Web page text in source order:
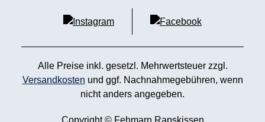
Alle Preise inkl. gesetzl. Mehrwertsteuer zzgl.
Versandkosten und ggf. Nachnahmegebühren, wenn
nicht anders angegeben.
Copyright © Fehmarn Rapskissen